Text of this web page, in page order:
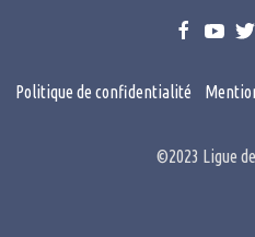
Politique de confidentialité
©2023 Ligue